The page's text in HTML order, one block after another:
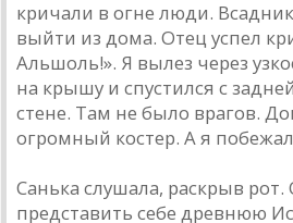
кричали в огне люди.
выйти из дома. Отец успел
Альшоль!». Я вылез через
на крышу и спустился с
стене. Там не было врагов.
огромный костер. А я
Санька слушала, раскрыв рот.
представить себе древнюю